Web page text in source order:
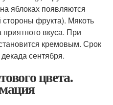
яблоках появляются
стороны фрукта). Мякоть
приятного вкуса. При
кремовым. Срок
сентября.
цвета.